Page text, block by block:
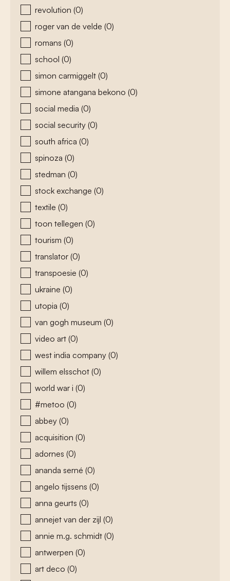
revolution (0)
roger van de velde (0)
romans (0)
school (0)
simon carmiggelt (0)
simone atangana bekono (0)
social media (0)
social security (0)
south africa (0)
spinoza (0)
stedman (0)
stock exchange (0)
textile (0)
toon tellegen (0)
tourism (0)
translator (0)
transpoesie (0)
ukraine (0)
utopia (0)
van gogh museum (0)
video art (0)
west india company (0)
willem elsschot (0)
world war i (0)
#metoo (0)
abbey (0)
acquisition (0)
adornes (0)
ananda serné (0)
angelo tijssens (0)
anna geurts (0)
annejet van der zijl (0)
annie m.g. schmidt (0)
antwerpen (0)
art deco (0)